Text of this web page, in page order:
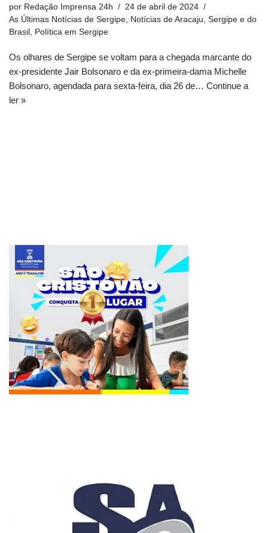
por Redação Imprensa 24h
24 de abril de 2024
As Últimas Notícias de Sergipe
Notícias de Aracaju, Sergipe e do
Brasil
Política em Sergipe
Os olhares de Sergipe se voltam para a chegada marcante do
ex-presidente Jair Bolsonaro e da ex-primeira-dama Michelle
Bolsonaro, agendada para sexta-feira, dia 26 de… Continue a
ler »